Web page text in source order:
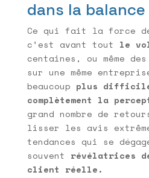
dans la balance
Ce qui fait la force
c’est avant tout le
centaines, ou même
sur une même
beaucoup plus
complètement la
grand nombre de
lisser les avis
tendances qui se
souvent révélatrices
client réelle.